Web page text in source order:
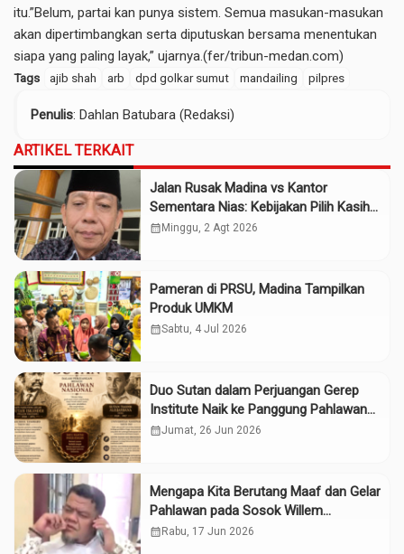
itu.”Belum, partai kan punya sistem. Semua masukan-masukan
akan dipertimbangkan serta diputuskan bersama menentukan
siapa yang paling layak,” ujarnya.(fer/tribun-medan.com)
Tags ajib shah arb dpd golkar sumut mandailing pilpres
Penulis: Dahlan Batubara (Redaksi)
ARTIKEL TERKAIT
Jalan Rusak Madina vs Kantor
Sementara Nias: Kebijakan Pilih Kasih
Gubsu
calendar_month Minggu, 2 Agt 2026
Pameran di PRSU, Madina Tampilkan
Produk UMKM
calendar_monthSabtu, 4 Jul 2026
Duo Sutan dalam Perjuangan Gerep
Institute Naik ke Panggung Pahlawan
Nasional
calendar_monthJumat, 26 Jun 2026
Mengapa Kita Berutang Maaf dan Gelar
Pahlawan pada Sosok Willem
Iskander?
calendar_month Rabu, 17 Jun 2026